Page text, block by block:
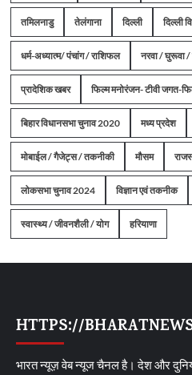
तमिलनाडु तेलंगाना दिल्ली दिल्ली
धर्म-अध्यात्म/ पंचांग / राशिफल नरवा / घुरूवा /
प्रादेशिक खबर फिल्म मनोरंजन- टीवी जगत-
बिहार विधानसभा चुनाव 2020 मध्य प्रदेश
मोबाईल / गैजेट्स / तकनीकी मौसम
लोकसभा चुनाव 2024 विज्ञान एवं तकनीक
स्वास्थ्य / जीवनशैली / योग हरियाणा
HTTPS://
भारत न्यूज़ वेब न्यूज चैनल है। देश और